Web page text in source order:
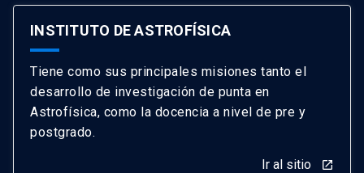
INSTITUTO DE ASTROFÍSICA
Tiene como sus principales misiones tanto el
desarrollo de investigación de punta en
Astrofísica, como la docencia a nivel de pre y
postgrado.
Ir al sitio launch